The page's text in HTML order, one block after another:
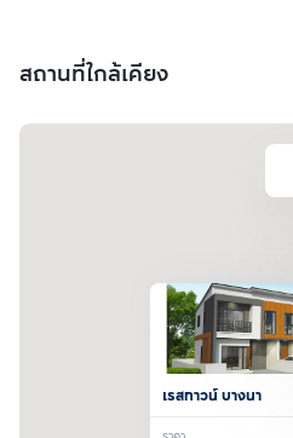
สถานที่ใกล้เคียง
เรสทาวน์ บางนา